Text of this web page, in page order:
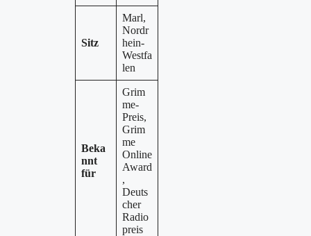
Sitz
Marl,
Nordr
hein-
Westfa
len
Beka
nnt
für
Grim
me-
Preis,
Grim
me
Online
Award
,
Deuts
cher
Radio
preis